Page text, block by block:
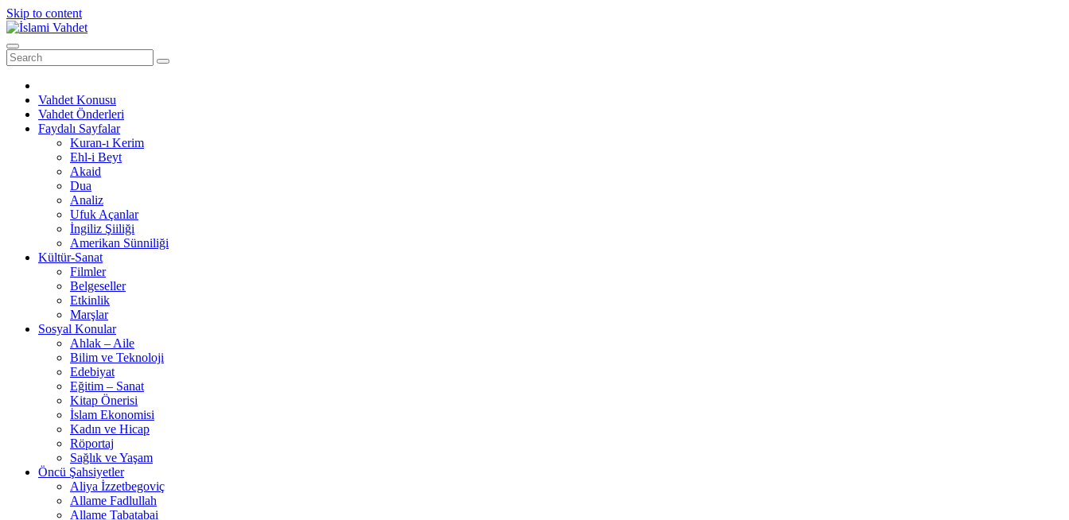
Skip to content
Vahdet Konusu
Vahdet Önderleri
Faydalı Sayfalar
Kuran-ı Kerim
Ehl-i Beyt
Akaid
Dua
Analiz
Ufuk Açanlar
İngiliz Şiiliği
Amerikan Sünniliği
Kültür-Sanat
Filmler
Belgeseller
Etkinlik
Marşlar
Sosyal Konular
Ahlak – Aile
Bilim ve Teknoloji
Edebiyat
Eğitim – Sanat
Kitap Önerisi
İslam Ekonomisi
Kadın ve Hicap
Röportaj
Sağlık ve Yaşam
Öncü Şahsiyetler
Aliya İzzetbegoviç
Allame Fadlullah
Allame Tabatabai